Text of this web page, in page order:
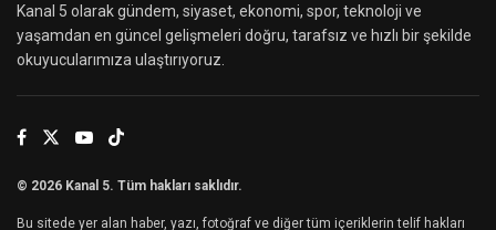
Kanal 5 olarak gündem, siyaset, ekonomi, spor, teknoloji ve
yaşamdan en güncel gelişmeleri doğru, tarafsız ve hızlı bir şekilde
okuyucularımıza ulaştırıyoruz.
© 2026 Kanal 5. Tüm hakları saklıdır.
Bu sitede yer alan haber, yazı, fotoğraf ve diğer tüm içeriklerin telif hakları